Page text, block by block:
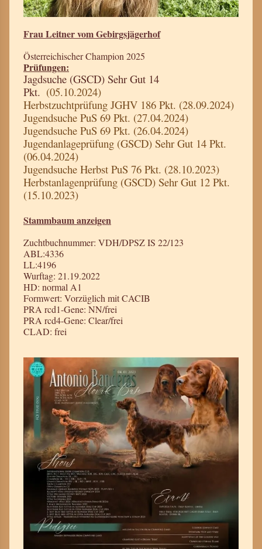
Frau Leitner vom Gebirgsjägerhof
Österreichischer Champion 2025
Prüfungen:
Jagdsuche (GSCD) Sehr Gut 14
Pkt. (05.10.2024)
Herbstzuchtprüfung JGHV 186 Pkt. (28.09.2024)
Jugendsuche PuS 69 Pkt. (27.04.2024)
Jugendsuche PuS 69 Pkt. (26.04.2024)
Jugendanlageprüfung (GSCD) Sehr Gut 14 Pkt.
(06.04.2024)
Jugendsuche Herbst PuS 76 Pkt. (28.10.2023)
Herbstanlagenprüfung (GSCD) Sehr Gut 12 Pkt.
(15.10.2023)
Stammbaum anzeigen
Zuchtbuchnummer: VDH/DPSZ IS 22/123
ABL:4336
LL:4196
Wurftag: 21.19.2022
HD: normal A1
Formwert: Vorzüglich mit CACIB
PRA rcd1-Gene: NN/frei
PRA rcd4-Gene: Clear/frei
CLAD: frei